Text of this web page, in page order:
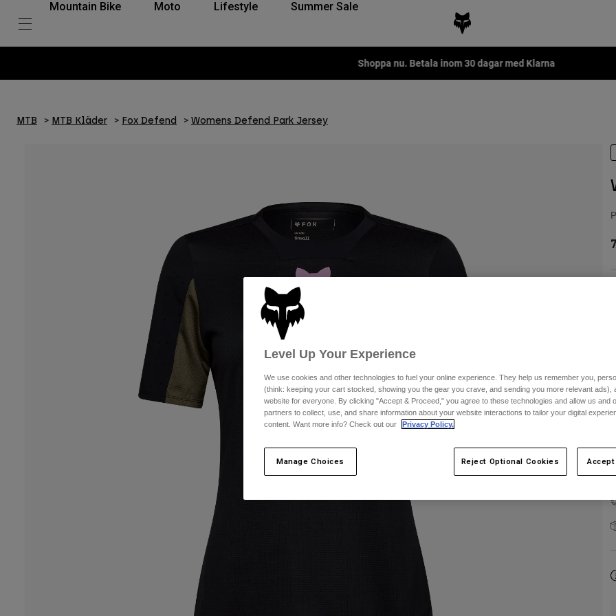
Mountain Bike Moto Lifestyle Summer Sale
Fox LAB Capsule Collection -Shop now
MTB MTB Kläder Fox Defend Womens Defend Park Jersey
Level Up Your Experience
We use cookies and other technologies to fuel your online experience. They help us remember you,
(think: keeping your cart stocked, showing you the gear you crave, and sending you more relevant ads),
website for everyone. By clicking "Accept & Proceed," you agree to these technologies and allow us and
partners to collect, use, and share information about your website interactions to tailor your digital
content. Want more info? Check out our
Privacy Policy.
Manage Choices Reject Optional Cookies